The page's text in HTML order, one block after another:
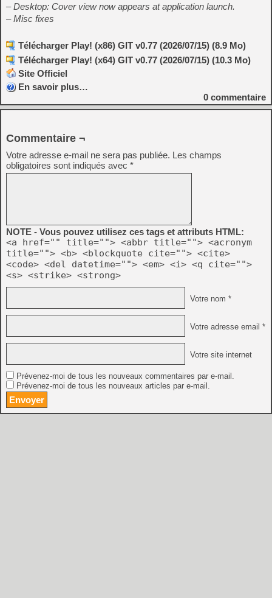
– Desktop: Cover view now appears at application launch.
– Misc fixes
Télécharger Play! (x86) GIT v0.77 (2026/07/15) (8.9 Mo)
Télécharger Play! (x64) GIT v0.77 (2026/07/15) (10.3 Mo)
Site Officiel
En savoir plus…
0 commentaire
Commentaire ¬
Votre adresse e-mail ne sera pas publiée. Les champs
obligatoires sont indiqués avec *
NOTE - Vous pouvez utilisez ces tags et attributs HTML:
<a href="" title=""> <abbr title=""> <acronym
title=""> <b> <blockquote cite=""> <cite>
<code> <del datetime=""> <em> <i> <q cite="">
<s> <strike> <strong>
Votre nom *
Votre adresse email *
Votre site internet
Prévenez-moi de tous les nouveaux commentaires par e-mail.
Prévenez-moi de tous les nouveaux articles par e-mail.